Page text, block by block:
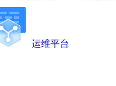
运维平台